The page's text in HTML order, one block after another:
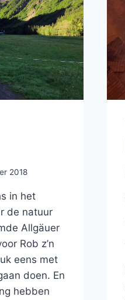
2018
in het
de natuur
Allgäuer
Rob z’n
eens met
doen. En
hebben